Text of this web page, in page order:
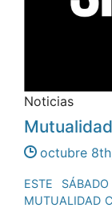
Noticias
octubre
ESTE
MUTUALIDAD